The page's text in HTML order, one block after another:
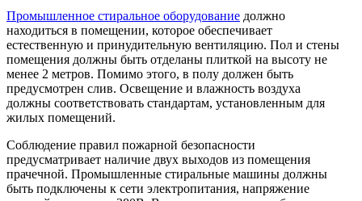
Промышленное стиральное оборудование должно
находиться в помещении, которое обеспечивает
естественную и принудительную вентиляцию. Пол и стены
помещения должны быть отделаны плиткой на высоту не
менее 2 метров. Помимо этого, в полу должен быть
предусмотрен слив. Освещение и влажность воздуха
должны соответствовать стандартам, установленным для
жилых помещений.
Соблюдение правил пожарной безопасности
предусматривает наличие двух выходов из помещения
прачечной. Промышленные стиральные машины должны
быть подключены к сети электропитания, напряжение